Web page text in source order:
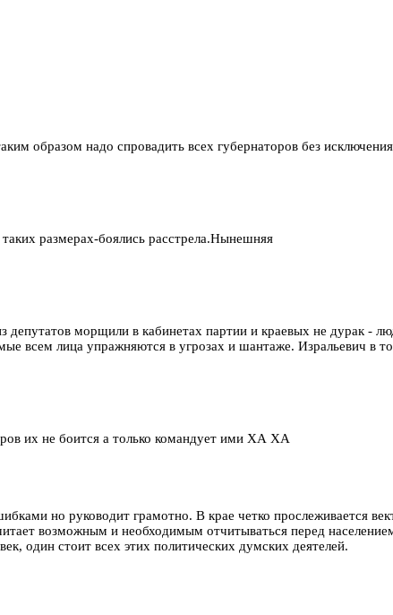
образом надо спровадить всех губернаторов без
размерах-боялись расстрела.Нынешняя
депутатов морщили в кабинетах партии и краевых не дурак -
всем лица упражняются в угрозах и шантаже. Изральевич в
их не боится а только командует ими ХА ХА
но руководит грамотно. В крае четко прослеживается
возможным и необходимым отчитываться перед
один стоит всех этих политических думских деятелей.